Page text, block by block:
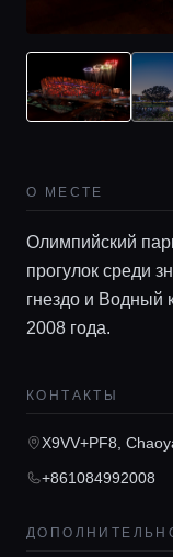
О МЕСТЕ
Олимпийский
прогулок среди
гнездо и Водный
2008 года.
КОНТАКТЫ
X9VV+PF8,
+861084992008